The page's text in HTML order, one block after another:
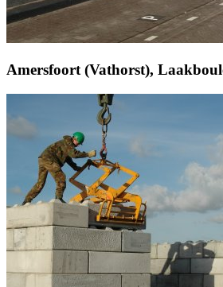
Amersfoort (Vathorst),